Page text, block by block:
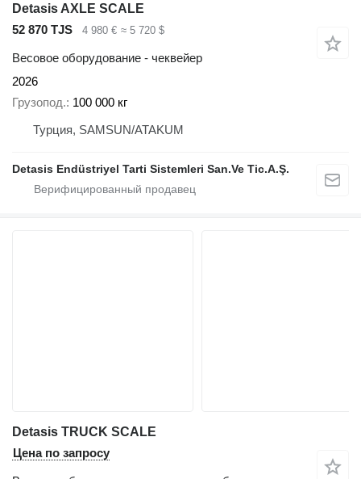
Detasis AXLE SCALE
52 870 TJS
4 980 € ≈ 5 720 $
Весовое оборудование - чеквейер
2026
Грузопод. 100 000 кг
Турция, SAMSUN/ATAKUM
Detasis Endüstriyel Tarti Sistemleri San.Ve Tic.A.Ş.
Detasis TRUCK SCALE
Цена по запросу